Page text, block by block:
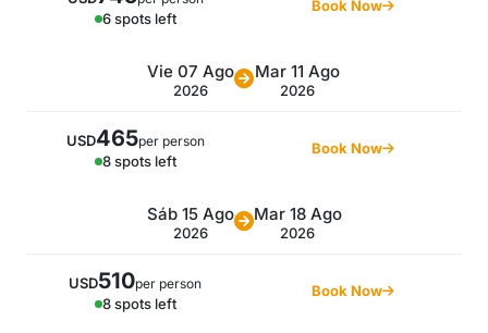
6 spots left
Book Now
Vie 07 Ago
2026
Mar 11 Ago
2026
USD465per person
8 spots left
Book Now
Sáb 15 Ago
2026
Mar 18 Ago
2026
USD510per person
8 spots left
Book Now